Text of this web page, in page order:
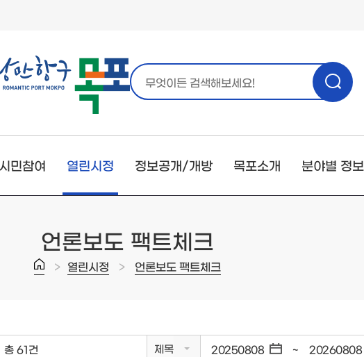
시민참여 열린시정 정보공개/개방 목포소개 분야별 정보
언론보도 팩트체크
> 열린시정 > 언론보도 팩트체크
총 61건 제목 ~